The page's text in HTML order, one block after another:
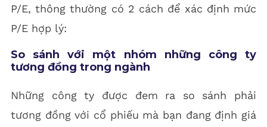
P/E, thông thường có 2 cách để xác định mức
P/E hợp lý:
So sánh với một nhóm những công ty
tương đồng trong ngành
Những công ty được đem ra so sánh phải
tương đồng với cổ phiếu mà bạn đang định giá